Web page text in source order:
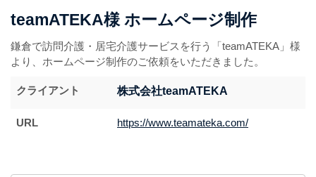
teamATEKA様 ホームページ制作
鎌倉で訪問介護・居宅介護サービスを行う「teamATEKA」様
より、ホームページ制作のご依頼をいただきました。
クライアント 株式会社teamATEKA
URL https://www.teamateka.com/